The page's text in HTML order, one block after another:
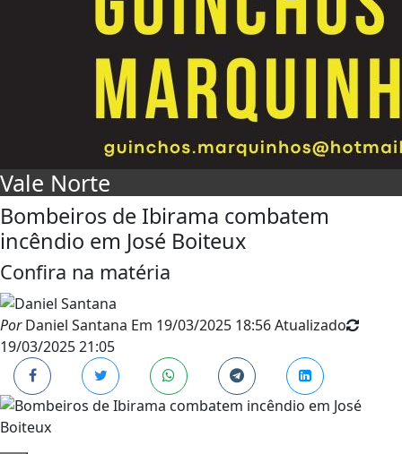
Vale Norte
Bombeiros de Ibirama combatem
incêndio em José Boiteux
Confira na matéria
PorDaniel Santana Em 19/03/2025 18:56Atualizado
19/03/2025 21:05